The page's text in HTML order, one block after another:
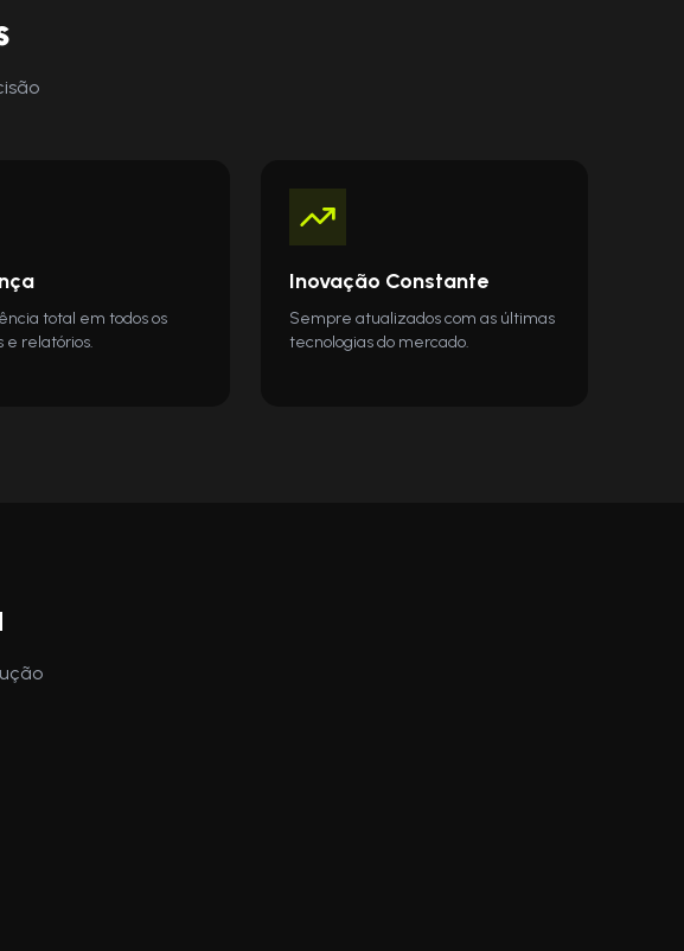
total em todos os
e relatórios.
Inovação Constante
Sempre atualizados com as últimas
tecnologias do mercado.